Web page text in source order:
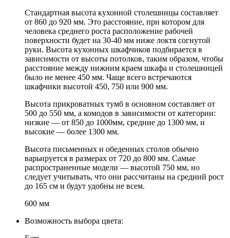
Стандартная высота кухонной столешницы составляет
от 860 до 920 мм. Это расстояние, при котором для
человека среднего роста расположение рабочей
поверхности будет на 30-40 мм ниже локтя согнутой
руки. Высота кухонных шкафчиков подбирается в
зависимости от высоты потолков, таким образом, чтобы
расстояние между нижним краем шкафа и столешницей
было не менее 450 мм. Чаще всего встречаются
шкафчики высотой 450, 750 или 900 мм.
Высота прикроватных тумб в основном составляет от
500 до 550 мм, а комодов в зависимости от категории:
низкие — от 850 до 1000мм, средние до 1300 мм, и
высокие — более 1300 мм.
Высота письменных и обеденных столов обычно
варьируется в размерах от 720 до 800 мм. Самые
распространенные модели — высотой 750 мм, но
следует учитывать, что они рассчитаны на средний рост
до 165 см и будут удобны не всем.
600 мм
Возможность выбора цвета: